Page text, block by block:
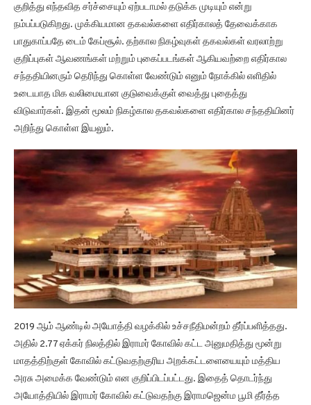
குறித்து எந்தவித சர்ச்சையும் ஏற்படாமல் தடுக்க முடியும் என்று
நம்பப்படுகிறது. முக்கியமான தகவல்களை எதிர்காலத் தேவைக்காக
பாதுகாப்பதே டைம் கேப்சூல். தற்கால நிகழ்வுகள் தகவல்கள் வரலாற்று
குறிப்புகள் ஆவணங்கள் மற்றும் புகைப்படங்கள் ஆகியவற்றை எதிர்கால
சந்ததியினரும் தெரிந்து கொள்ள வேண்டும் எனும் நோக்கில் எளிதில்
உடையாத மிக வலிமையான குடுவைக்குள் வைத்து புதைத்து
விடுவார்கள். இதன் மூலம் நிகழ்கால தகவல்களை எதிர்கால சந்ததியினர்
அறிந்து கொள்ள இயலும்.
2019 ஆம் ஆண்டில் அயோத்தி வழக்கில் உச்சநீதிமன்றம் தீர்ப்பளித்தது.
அதில் 2.77 ஏக்கர் நிலத்தில் இராமர் கோவில் கட்ட அனுமதித்து மூன்று
மாதத்திற்குள் கோவில் கட்டுவதற்குரிய அறக்கட்டளையையும் மத்திய
அரசு அமைக்க வேண்டும் என குறிப்பிடப்பட்டது. இதைத் தொடர்ந்து
அயோத்தியில் இராமர் கோவில் கட்டுவதற்கு இராமஜென்ம பூமி தீர்த்த